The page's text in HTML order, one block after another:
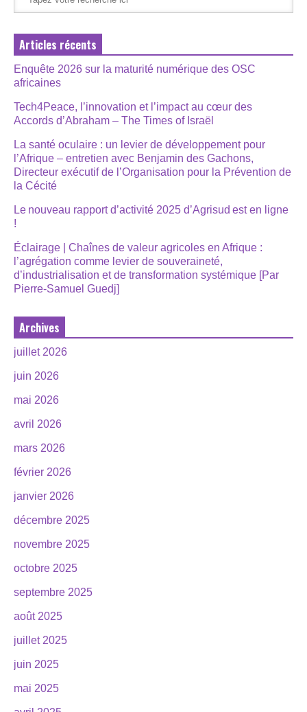
Articles récents
Enquête 2026 sur la maturité numérique des OSC
africaines
Tech4Peace, l’innovation et l’impact au cœur des
Accords d’Abraham – The Times of Israël
La santé oculaire : un levier de développement pour
l’Afrique – entretien avec Benjamin des Gachons,
Directeur exécutif de l’Organisation pour la Prévention de
la Cécité
Le nouveau rapport d’activité 2025 d’Agrisud est en ligne
!
Éclairage | Chaînes de valeur agricoles en Afrique :
l’agrégation comme levier de souveraineté,
d’industrialisation et de transformation systémique [Par
Pierre-Samuel Guedj]
Archives
juillet 2026
juin 2026
mai 2026
avril 2026
mars 2026
février 2026
janvier 2026
décembre 2025
novembre 2025
octobre 2025
septembre 2025
août 2025
juillet 2025
juin 2025
mai 2025